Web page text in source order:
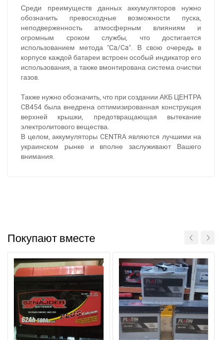
Среди преимуществ данных аккумуляторов нужно
обозначить превосходные возможности пуска,
неподверженность атмосферным влияниям и
огромным сроком службы, что достигается
использованием метода "Ca/Ca". В свою очередь в
корпусе каждой батареи встроен особый индикатор его
использования, а также вмонтирована система очистки
газов.
Также нужно обозначить, что при создании АКБ ЦЕНТРА
CB454 была внедрена оптимизированная конструкция
верхней крышки, предотвращающая вытекание
электролитового вещества.
В целом, аккумуляторы CENTRA являются лучшими на
украинском рынке и вполне заслуживают Вашего
внимания.
Покупают вместе
При отсутствии связи - пишите, звоните в Viber /
Telegram (093) 600-51-11